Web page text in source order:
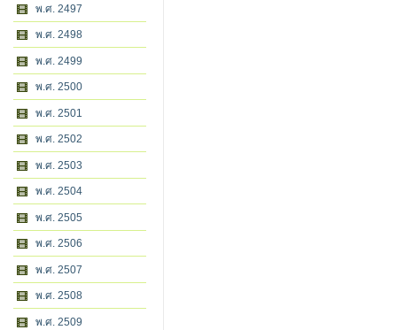
พ.ศ. 2497
พ.ศ. 2498
พ.ศ. 2499
พ.ศ. 2500
พ.ศ. 2501
พ.ศ. 2502
พ.ศ. 2503
พ.ศ. 2504
พ.ศ. 2505
พ.ศ. 2506
พ.ศ. 2507
พ.ศ. 2508
พ.ศ. 2509